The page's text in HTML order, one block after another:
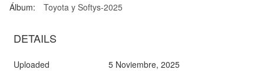
Álbum: Toyota y Softys-2025
DETAILS
Uploaded 5 Noviembre, 2025